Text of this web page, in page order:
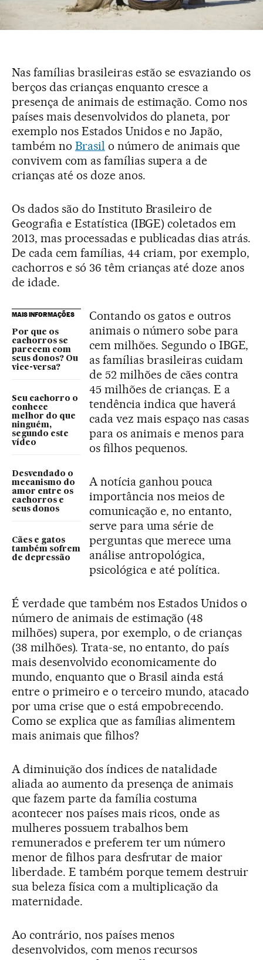
Nas famílias brasileiras estão se esvaziando os
berços das crianças enquanto cresce a
presença de animais de estimação. Como nos
países mais desenvolvidos do planeta, por
exemplo nos Estados Unidos e no Japão,
também no Brasil o número de animais que
convivem com as famílias supera a de
crianças até os doze anos.
Os dados são do Instituto Brasileiro de
Geografia e Estatística (IBGE) coletados em
2013, mas processadas e publicadas dias atrás.
De cada cem famílias, 44 criam, por exemplo,
cachorros e só 36 têm crianças até doze anos
de idade.
MAIS INFORMAÇÕES
Por que os
cachorros se
parecem com
seus donos? Ou
vice-versa?
Seu cachorro o
conhece
melhor do que
ninguém,
segundo este
vídeo
Desvendado o
mecanismo do
amor entre os
cachorros e
seus donos
Cães e gatos
também sofrem
de depressão
Contando os gatos e outros
animais o número sobe para
cem milhões. Segundo o IBGE,
as famílias brasileiras cuidam
de 52 milhões de cães contra
45 milhões de crianças. E a
tendência indica que haverá
cada vez mais espaço nas casas
para os animais e menos para
os filhos pequenos.
A notícia ganhou pouca
importância nos meios de
comunicação e, no entanto,
serve para uma série de
perguntas que merece uma
análise antropológica,
psicológica e até política.
É verdade que também nos Estados Unidos o
número de animais de estimação (48
milhões) supera, por exemplo, o de crianças
(38 milhões). Trata-se, no entanto, do país
mais desenvolvido economicamente do
mundo, enquanto que o Brasil ainda está
entre o primeiro e o terceiro mundo, atacado
por uma crise que o está empobrecendo.
Como se explica que as famílias alimentem
mais animais que filhos?
A diminuição dos índices de natalidade
aliada ao aumento da presença de animais
que fazem parte da família costuma
acontecer nos países mais ricos, onde as
mulheres possuem trabalhos bem
remunerados e preferem ter um número
menor de filhos para desfrutar de maior
liberdade. E também porque temem destruir
sua beleza física com a multiplicação da
maternidade.
Ao contrário, nos países menos
desenvolvidos, com menos recursos